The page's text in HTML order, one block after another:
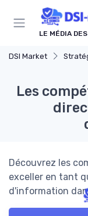
LE MÉDIA
DSI Market
Les
Découvrez les
exceller en tant
d'information
Panneau de